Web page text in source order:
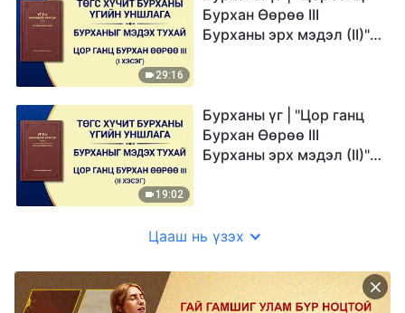
29:16
Бурхан Өөрөө III
Бурханы эрх мэдэл (II)" (I
19:02
Бурханы үг | "Цор ганц
Бурхан Өөрөө III
Бурханы эрх мэдэл (II)"
Цааш нь үзэх